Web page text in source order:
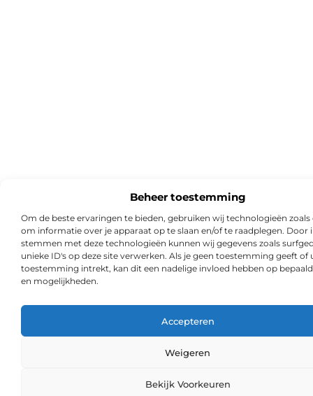
Beheer toestemming
Om de beste ervaringen te bieden, gebruiken wij technologieën zoals
om informatie over je apparaat op te slaan en/of te raadplegen. Door
stemmen met deze technologieën kunnen wij gegevens zoals
unieke ID's op deze site verwerken. Als je geen toestemming geeft of
toestemming intrekt, kan dit een nadelige invloed hebben op
en mogelijkheden.
Accepteren
Weigeren
Bekijk Voorkeuren